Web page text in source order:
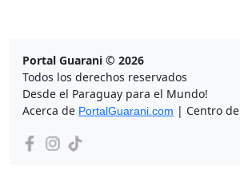
Portal Guarani © 2026
Todos los derechos reservados
Desde el Paraguay para el Mundo!
Acerca de PortalGuarani.com | Centro de